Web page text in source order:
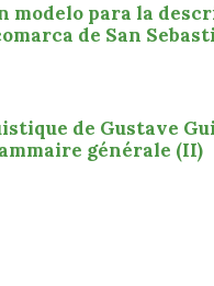
modelo para la
de San
de Gustave
générale (II)